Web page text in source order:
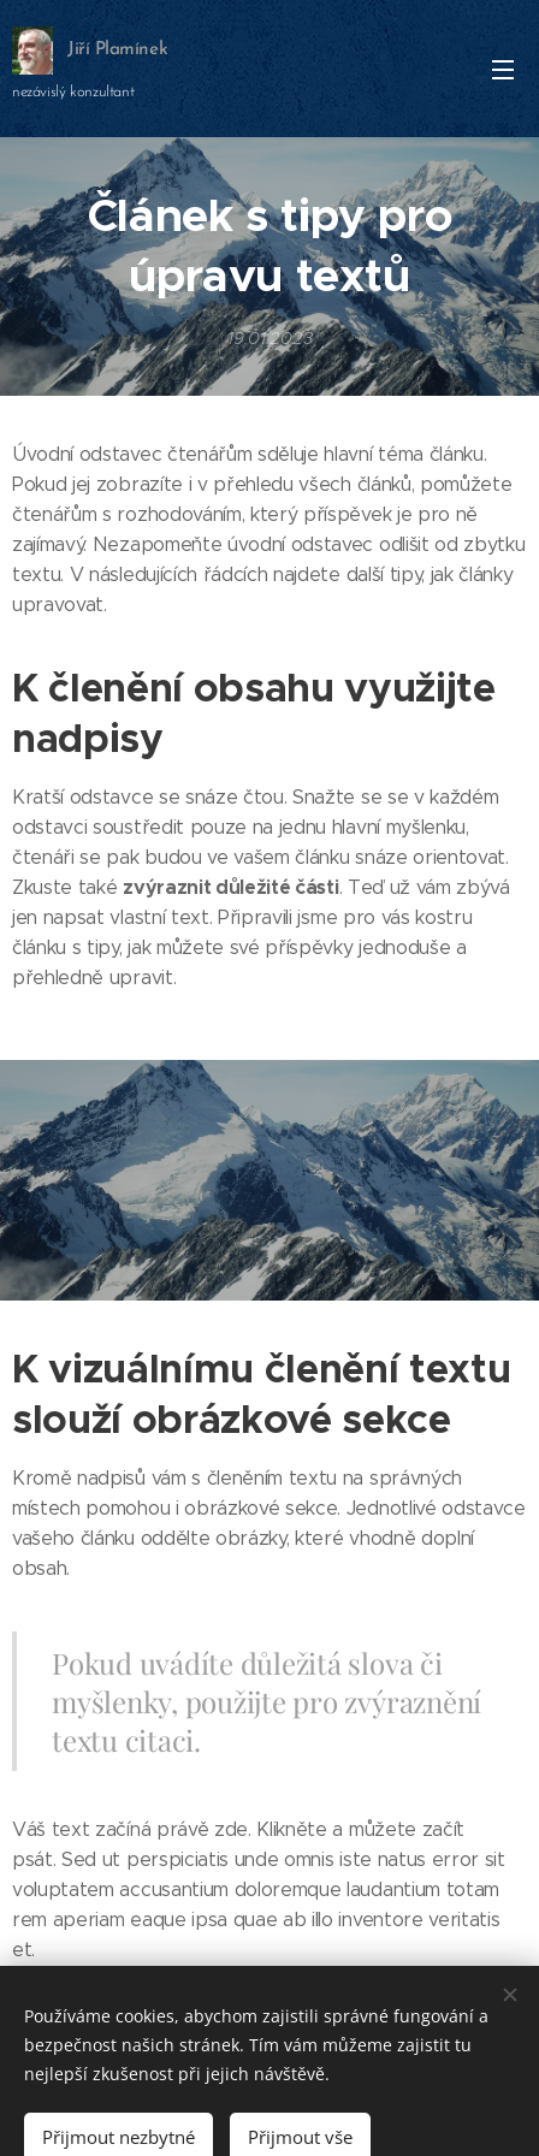
Jiří Plamínek
nezávislý konzultant
Článek s tipy pro
úpravu textů
19.01.2023
Úvodní odstavec čtenářům sděluje hlavní téma článku.
Pokud jej zobrazíte i v přehledu všech článků, pomůžete
čtenářům s rozhodováním, který příspěvek je pro ně
zajímavý. Nezapomeňte úvodní odstavec odlišit od zbytku
textu. V následujících řádcích najdete další tipy, jak články
upravovat.
K členění obsahu využijte
nadpisy
Kratší odstavce se snáze čtou. Snažte se se v každém
odstavci soustředit pouze na jednu hlavní myšlenku,
čtenáři se pak budou ve vašem článku snáze orientovat.
Zkuste také zvýraznit důležité části. Teď už vám zbývá
jen napsat vlastní text. Připravili jsme pro vás kostru
článku s tipy, jak můžete své příspěvky jednoduše a
přehledně upravit.
K vizuálnímu členění textu
slouží obrázkové sekce
Kromě nadpisů vám s členěním textu na správných
místech pomohou i obrázkové sekce. Jednotlivé odstavce
vašeho článku oddělte obrázky, které vhodně doplní
obsah.
Pokud uvádíte důležitá slova či
myšlenky, použijte pro zvýraznění
textu citaci.
Váš text začíná právě zde. Klikněte a můžete začít
psát. Sed ut perspiciatis unde omnis iste natus error sit
voluptatem accusantium doloremque laudantium totam
rem aperiam eaque ipsa quae ab illo inventore veritatis
et.
Share
Používáme cookies, abychom zajistili správné fungování a
bezpečnost našich stránek. Tím vám můžeme zajistit tu
nejlepší zkušenost při jejich návštěvě.
Přijmout nezbytné Přijmout vše